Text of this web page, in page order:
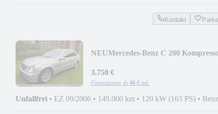
Kontakt
NEUMercedes-Benz C 200
3.750 €
Finanzierung ab 40 € mtl.
Unfallfrei • EZ 09/2006 • 149.000 km • 120 kW (163 PS) •